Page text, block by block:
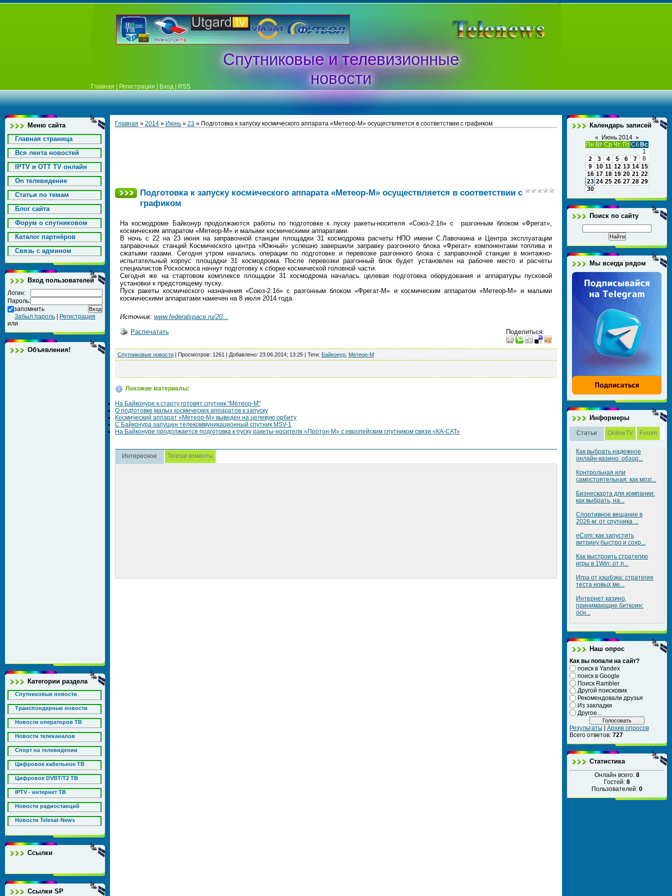
Спутниковые и телевизионные
новости
Главная Регистрация Вход RSS
Меню сайта
Главная страница
Вся лента новостей
IPTV и OTT TV онлайн
On телевидение
Статьи по темам
Блог сайта
Форум о спутниковом
Каталог партнёров
Cвязь с админом
Вход пользователей
Логин:
Пароль:
запомнить
Забыл пароль
Регистрация
или
Объявления!
Категории раздела
Спутниковые новости
Транспондерные новости
Новости операторов ТВ
Новости телеканалов
Спорт на телевидении
Цифровое кабельное ТВ
Цифровое DVBT/T2 ТВ
IPTV - интернет ТВ
Новости радиостанций
Новости Telesat-News
Ссылки
Ссылки SP
Главная » 2014 » Июнь » 23 » Подготовка к запуску космического аппарата «Метеор-М» осуществляется в соответствии с графиком
Подготовка к запуску космического аппарата «Метеор-М» осуществляется в соответствии с
графиком
На космодроме Байконур продолжаются работы по подготовке к пуску ракеты-носителя «Союз-2.1б» с разгонным блоком «Фрегат»,
космическим аппаратом «Метеор-М» и малыми космическими аппаратами.
В ночь с 22 на 23 июня на заправочной станции площадки 31 космодрома расчеты НПО имени С.Лавочкина и Центра эксплуатации
заправочных станций Космического центра «Южный» успешно завершили заправку разгонного блока «Фрегат» компонентами топлива и
сжатыми газами. Сегодня утром начались операции по подготовке и перевозке разгонного блока с заправочной станции в монтажно-
испытательный корпус площадки 31 космодрома. После перевозки разгонный блок будет установлен на рабочее место и расчеты
специалистов Роскосмоса начнут подготовку к сборке космической головной части.
Сегодня же на стартовом комплексе площадки 31 космодрома началась целевая подготовка оборудования и аппаратуры пусковой
установки к предстоящему пуску.
Пуск ракеты космического назначения «Союз-2.1б» с разгонным блоком «Фрегат-М» и космическим аппаратом «Метеор-М» и малыми
космическими аппаратами намечен на 8 июля 2014 года.
Источник: www.federalspace.ru/20...
Распечатать
Поделиться:
Спутниковые новости | Просмотров: 1261 | Добавлено: 23.06.2014; 13:25 | Теги: Байконур Метеор-М
Похожие материалы:
На Байконуре к старту готовят спутник "Метеор-М"
О подготовке малых космических аппаратов к запуску
Космический аппарат «Метеор-М» выведен на целевую орбиту
С Байконура запущен телекоммуникационный спутник MSV-1
На Байконуре продолжается подготовка к пуску ракеты-носителя «Протон-М» с европейским спутником связи «КА-САТ»
Интересное Telesat коменты
Календарь записей
« Июнь 2014 »
Пн Вт Ср Чт ПтСб Вс
1
2
3 4 5 6 7
8
9 10 11 12 13 14 15
16 17 18 19 20 21 22
23 24 25 26 27 28 29
30
Поиск по сайту
Мы всегда рядом
Информеры
Статьи OnlineTV Forum
Как выбрать надежное
онлайн-казино: обзор...
Контрольная или
самостоятельная: как мозг...
Бизнескарта для компании:
как выбрать, на...
Спортивное вещание в
2026-м: от спутника ...
eCom: как запустить
витрину быстро и сохр...
Как выстроить стратегию
игры в 1Win: от п...
Игра от кэшбэка: стратегия
теста новых ме...
Интернет казино,
принимающие биткоин:
осн...
Наш опрос
Как вы попали на сайт?
поиск в Yandex
поиск в Google
Поиск Rambler
Другой поисковик
Рекомендовали друзья
Из закладки
Другое...
Результаты | Архив опросов
Всего ответов: 727
Статистика
Онлайн всего: 8
Гостей: 8
Пользователей: 0